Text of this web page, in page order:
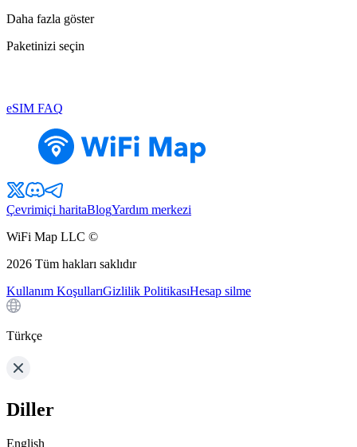
Daha fazla göster
Paketinizi seçin
eSIM FAQ
Çevrimiçi haritaBlogYardım merkezi
WiFi Map LLC ©
2026 Tüm hakları saklıdır
Kullanım KoşullarıGizlilik PolitikasıHesap silme
Türkçe
Diller
English